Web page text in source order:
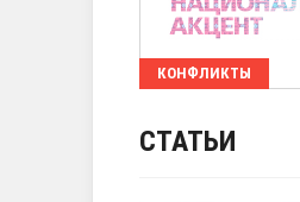
КОНФЛИКТЫ
СТАТЬИ